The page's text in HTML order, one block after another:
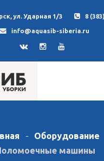
ул. Ударная 1/3 8
info@aquasib-siberia.ru
Оборудование
машины